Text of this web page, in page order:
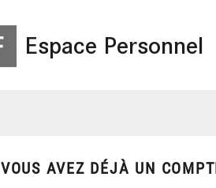
Espace Personnel
VOUS AVEZ DÉJÀ UN